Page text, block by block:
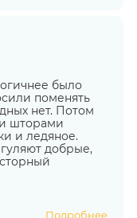
было
поменять
нет. Потом
шторами
и ледяное.
добрые,
Подробнее